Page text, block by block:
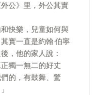
公》里，外公其實
快樂，兒童如何與
實一直是約翰·伯寧
，他的家人說：
獨一無二的好丈
的，有鼓舞、驚